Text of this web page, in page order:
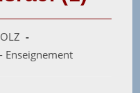
Enseignement